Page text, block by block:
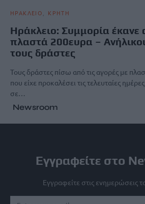
ΗΡΑΚΛΕΙΟ ΚΡΗΤΗ
Ηράκλειο: Συμμορία έκανε
πλαστά 200ευρα –
τους δράστες
Τους δράστες πίσω από τις αγορές με
που είχε προκαλέσει τις τελευταίες
σε…
Newsroom
Εγγραφείτε στο
Εγγραφείτε στις ενημερώσεις